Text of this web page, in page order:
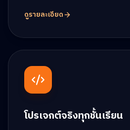
ดูรายละเอียด
โปรเจกต์จริงทุกชั้นเรียน